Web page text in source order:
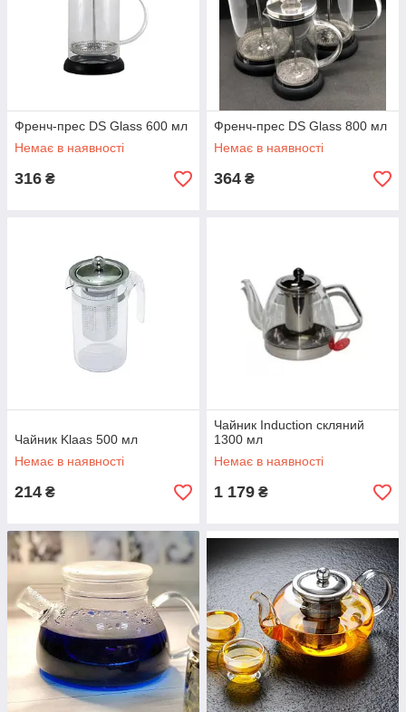
Френч-прес DS Glass 600 мл
Немає в наявності
316 ₴
Френч-прес DS Glass 800 мл
Немає в наявності
364 ₴
Чайник Klaas 500 мл
Немає в наявності
214 ₴
Чайник Induction скляний
1300 мл
Немає в наявності
1 179 ₴